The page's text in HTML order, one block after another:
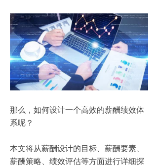
那么，如何设计一个高效的薪酬绩效体
系呢？
本文将从薪酬设计的目标、薪酬要素、
薪酬策略、绩效评估等方面进行详细探